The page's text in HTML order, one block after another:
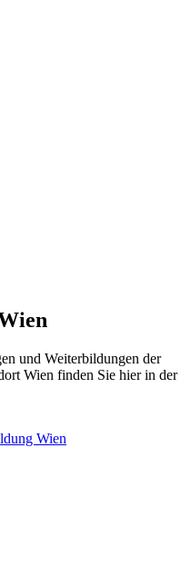
und Weiterbildungen der
Wien finden Sie hier in der
Wien